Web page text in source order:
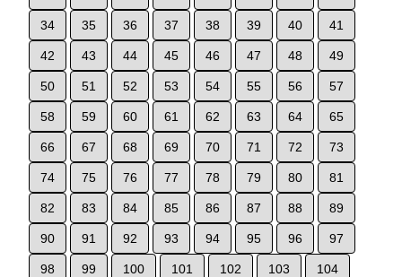
34 35 36 37 38 39 40 41
42 43 44 45 46 47 48 49
50 51 52 53 54 55 56 57
58 59 60 61 62 63 64 65
66 67 68 69 70 71 72 73
74 75 76 77 78 79 80 81
82 83 84 85 86 87 88 89
90 91 92 93 94 95 96 97
98 99 100 101 102 103 104